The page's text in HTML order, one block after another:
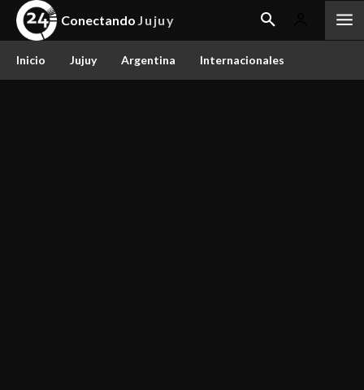
Conectando Jujuy
Inicio Jujuy Argentina Internacionales